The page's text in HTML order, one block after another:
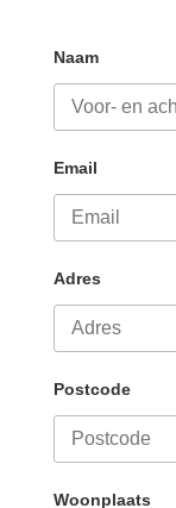
Naam
Email
Adres
Postcode
Woonplaats